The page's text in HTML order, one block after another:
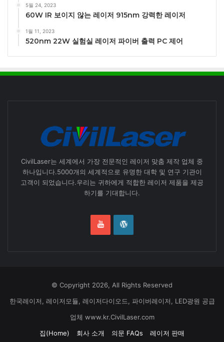
5월 24, 2023
60W IR 보이지 않는 레이저 915nm 강력한 레이저
1월 11, 2023
520nm 22W 실험실 레이저 파이버 출력 PC 제어
CivilLaser는 세계에서 가장 전문적인 레이저 맞춤 제작 업체 중
하나입니다.5000개의 세계적으로 유명한 대학 및 연구 기관이
고객이 되었습니다.우리는 귀하에게 적합한 레이저 제품을 제공
하기를 기대합니다.
© Copyright 2026, All Rights Reserved
한국레이저, 레이저모듈, 레이저다이오드, 파이버레이저, LED광원 공급
업체 www.kr.CivilLaser.com
집(Home)
회사 소개 의문 FAQs 레이저 판매